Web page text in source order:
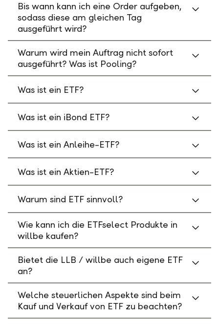
Bis wann kann ich eine Order aufgeben,
sodass diese am gleichen Tag
ausgeführt wird?
Warum wird mein Auftrag nicht sofort
ausgeführt? Was ist Pooling?
Was ist ein ETF?
Was ist ein iBond ETF?
Was ist ein Anleihe-ETF?
Was ist ein Aktien-ETF?
Warum sind ETF sinnvoll?
Wie kann ich die ETFselect Produkte in
willbe kaufen?
Bietet die LLB / willbe auch eigene ETF
an?
Welche steuerlichen Aspekte sind beim
Kauf und Verkauf von ETF zu beachten?